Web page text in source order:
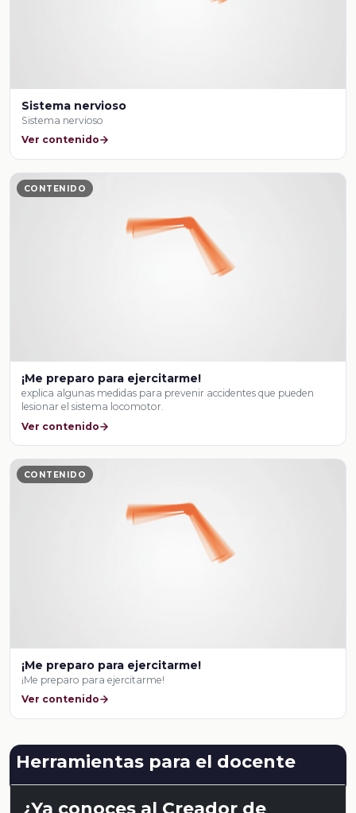
Sistema nervioso
Sistema nervioso
Ver contenido
CONTENIDO
¡Me preparo para ejercitarme!
explica algunas medidas para prevenir accidentes que pueden
lesionar el sistema locomotor.
Ver contenido
CONTENIDO
¡Me preparo para ejercitarme!
¡Me preparo para ejercitarme!
Ver contenido
Herramientas para el docente
¿Ya conoces al Creador de